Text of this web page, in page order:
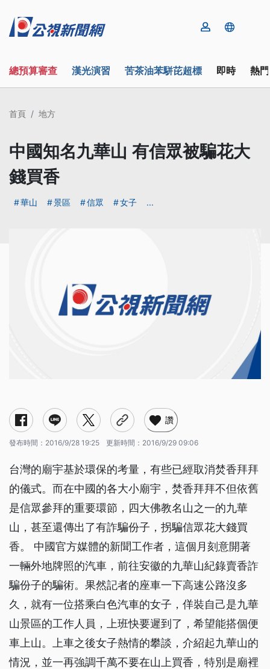
總預算審查 漢光演習 苦茶油苯駢芘超標 即時 熱
首頁 地方
中國知名九華山 有信眾被騙花大
錢買香
華山 景區 信眾 女子 ...
讚
發布時間： 2016/9/28 19:25 更新時間： 2016/9/29 09:06
台灣的廟宇基於環保的考量，有些已經取消焚香拜拜
的儀式。而在中國的各大小廟宇，焚香拜拜不但依舊
是信眾參拜的重要環節，四大佛教名山之一的九華
山，甚至還傳出了有詐騙份子，拐騙信眾花大錢買
香。 中國官方媒體的新聞工作者，這個月刻意開著
一輛外地牌照的汽車，前往安徽的九華山紀錄賣香詐
騙份子的騙術。果然記者的座車一下高速公路沒多
久，就有一位搭乘白色汽車的女子，佯裝自己是九華
山景區的工作人員，上班快要遲到了，希望能搭個便
車上山。上車之後女子熱情的攀談，介紹起九華山的
情況，並一再強調千萬不要在山上買香，特別是廟裡